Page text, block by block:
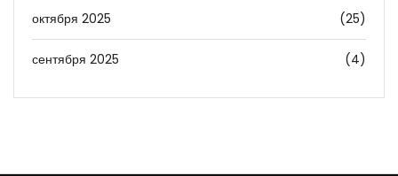
октября 2025 (25)
сентября 2025 (4)